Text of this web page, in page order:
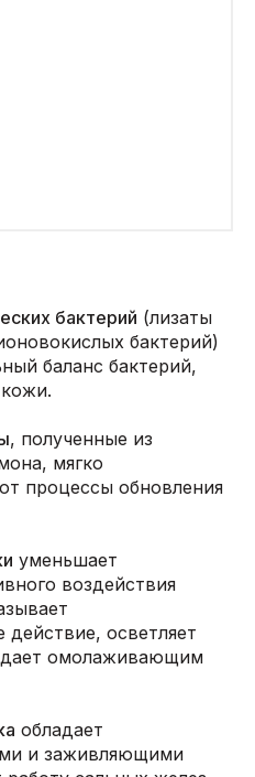
бактерий (лизаты
бактерий)
баланс бактерий,
, полученные из
мягко
процессы обновления
уменьшает
воздействия
действие, осветляет
омолаживающим
обладает
и заживляющими